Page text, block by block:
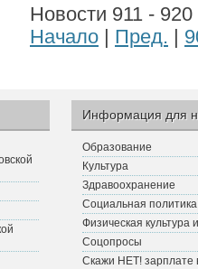
Новости 911 - 920
Начало
Пред.
Информация для
Образование
Культура
Здравоохранение
Социальная политика
Физическая культура
Соцопросы
Скажи НЕТ! зарплате